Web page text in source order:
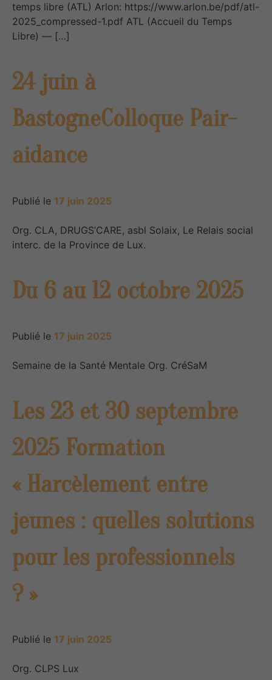
temps libre (ATL) Arlon: https://www.arlon.be/pdf/atl-
2025_compressed-1.pdf ATL (Accueil du Temps
Libre) — […]
24 juin à
BastogneColloque Pair-
aidance
Publié le 17 juin 2025
Org. CLA, DRUGS’CARE, asbl Solaix, Le Relais social
interc. de la Province de Lux.
Du 6 au 12 octobre 2025
Publié le 17 juin 2025
Semaine de la Santé Mentale Org. CréSaM
Les 23 et 30 septembre
2025 Formation
« Harcèlement entre
jeunes : quelles solutions
pour les professionnels
? »
Publié le 17 juin 2025
Org. CLPS Lux